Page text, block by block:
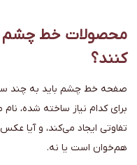
محصولات خط چشم
کنند؟
صفحه خط چشم باید به چند
برای کدام نیاز ساخته شده،
تفاوتی ایجاد می‌کند، و آیا
هم‌خوان است یا نه.